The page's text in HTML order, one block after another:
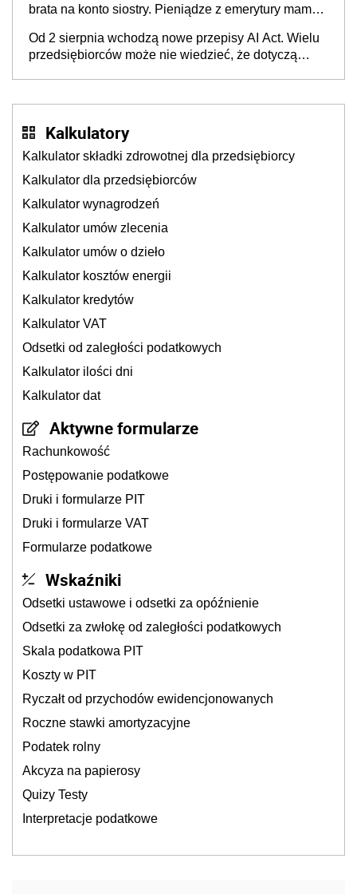
brata na konto siostry. Pieniądze z emerytury mamy
będzie
Od 2 sierpnia wchodzą nowe przepisy AI Act. Wielu
przedsiębiorców może nie wiedzieć, że dotyczą
Kalkulatory
Kalkulator składki zdrowotnej dla przedsiębiorcy
Kalkulator dla przedsiębiorców
Kalkulator wynagrodzeń
Kalkulator umów zlecenia
Kalkulator umów o dzieło
Kalkulator kosztów energii
Kalkulator kredytów
Kalkulator VAT
Odsetki od zaległości podatkowych
Kalkulator ilości dni
Kalkulator dat
Aktywne formularze
Rachunkowość
Postępowanie podatkowe
Druki i formularze PIT
Druki i formularze VAT
Formularze podatkowe
Wskaźniki
Odsetki ustawowe i odsetki za opóźnienie
Odsetki za zwłokę od zaległości podatkowych
Skala podatkowa PIT
Koszty w PIT
Ryczałt od przychodów ewidencjonowanych
Roczne stawki amortyzacyjne
Podatek rolny
Akcyza na papierosy
Quizy Testy
Interpretacje podatkowe